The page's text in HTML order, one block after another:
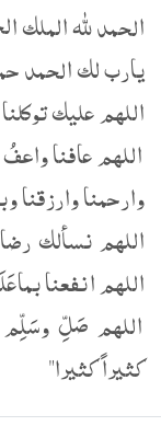
الحمد لله الملك
يارب لك الحمد
اللهم عليك
اللهم عافنا
وارحمنا وارزقنا
اللهم نسألك
اللهم انفعنا
اللهم صَلِّ
كثيراً كثيرا"